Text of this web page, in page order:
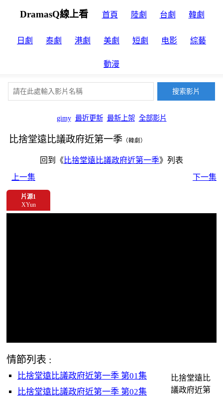
DramasQ線上看 首頁 陸劇 台劇 韓劇
日劇 泰劇 港劇 美劇 短劇 电影 綜藝
動漫
gimy 最近更新 最新上架 全部影片
比捨堂遠比議政府近第一季 （韓劇）
回到《 比捨堂遠比議政府近第一季》列表
上一集
下一集
片源1
XYun
情節列表 :
比捨堂遠比議政府近第一季 第01集
比捨堂遠比議政府近第一季 第02集
比捨堂遠比
議政府近第